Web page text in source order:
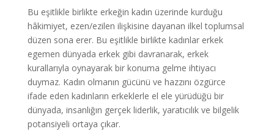
Bu eşitlikle birlikte erkeğin kadın üzerinde kurduğu
hâkimiyet, ezen/ezilen ilişkisine dayanan ilkel toplumsal
düzen sona erer. Bu eşitlikle birlikte kadınlar erkek
egemen dünyada erkek gibi davranarak, erkek
kurallarıyla oynayarak bir konuma gelme ihtiyacı
duymaz. Kadın olmanın gücünü ve hazzını özgürce
ifade eden kadınların erkeklerle el ele yürüdüğü bir
dünyada, insanlığın gerçek liderlik, yaratıcılık ve bilgelik
potansiyeli ortaya çıkar.